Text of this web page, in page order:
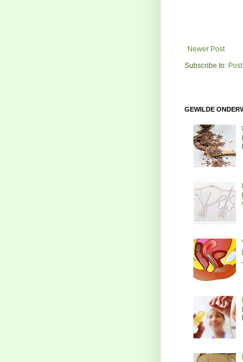
Newer Post
Subscribe to:
GEWILDE